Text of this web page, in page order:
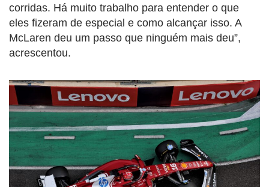
corridas. Há muito trabalho para entender o que
eles fizeram de especial e como alcançar isso. A
McLaren deu um passo que ninguém mais deu”,
acrescentou.